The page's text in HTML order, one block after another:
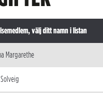
välj ditt namn i listan
Margarethe